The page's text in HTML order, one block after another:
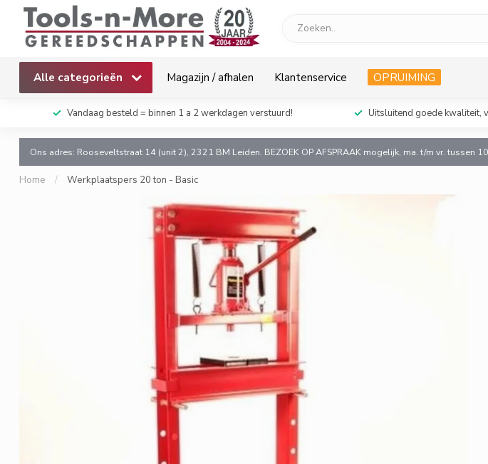
Alle categorieën Magazijn / afhalen Klantenservice OPRUIMING
Vandaag besteld = binnen 1 a 2 werkdagen verstuurd! Uitsluitend goede kwaliteit,
Ons adres: Rooseveltstraat 14 (unit 2), 2321 BM Leiden. BEZOEK OP AFSPRAAK mogelijk, ma. t/m vr.
Home / Werkplaatspers 20 ton - Basic